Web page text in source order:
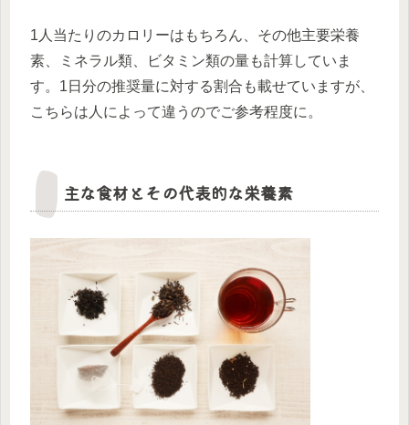
1人当たりのカロリーはもちろん、その他主要栄養
素、ミネラル類、ビタミン類の量も計算していま
す。1日分の推奨量に対する割合も載せていますが、
こちらは人によって違うのでご参考程度に。
主な食材とその代表的な栄養素